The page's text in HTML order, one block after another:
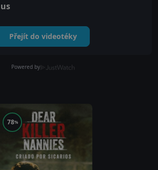
Přejít do videotéky
Powered by
78%